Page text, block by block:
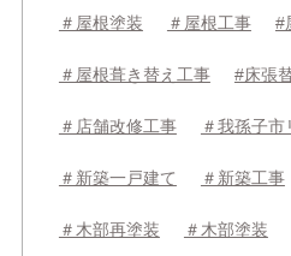
＃屋根塗装 ＃屋根工事 #
＃屋根葺き替え工事 #床張
＃店舗改修工事 ＃我孫子市
＃新築一戸建て ＃新築工事
＃木部再塗装 ＃木部塗装